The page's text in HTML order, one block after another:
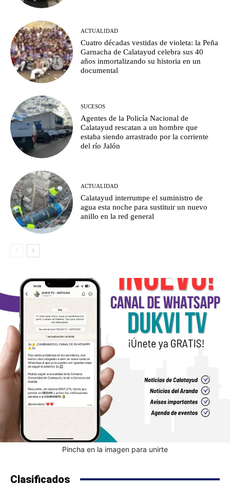
ACTUALIDAD
Cuatro décadas vestidas de violeta: la Peña
Garnacha de Calatayud celebra sus 40
años inmortalizando su historia en un
documental
SUCESOS
Agentes de la Policía Nacional de
Calatayud rescatan a un hombre que
estaba siendo arrastrado por la corriente
del río Jalón
ACTUALIDAD
Calatayud interrumpe el suministro de
agua esta noche para sustituir un nuevo
anillo en la red general
Pincha en la imagen para unirte
Clasificados